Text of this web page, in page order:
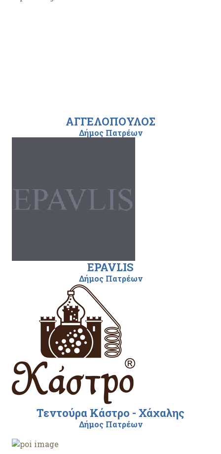
ΑΓΓΕΛΟΠΟΥΛΟΣ
Δήμος Πατρέων
EPAVLIS
Δήμος Πατρέων
Τεντούρα Κάστρο - Χάχαλης
Δήμος Πατρέων